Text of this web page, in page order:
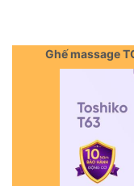
Ghế massage